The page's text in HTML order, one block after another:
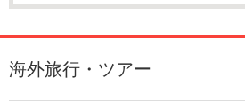
海外旅行・ツアー